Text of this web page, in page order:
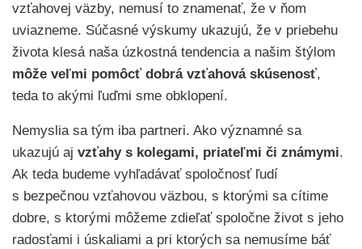
vzťahovej väzby, nemusí to znamenať, že v ňom
uviazneme. Súčasné výskumy ukazujú, že v priebehu
života klesá naša úzkostná tendencia a našim štýlom
môže veľmi pomôcť dobrá vzťahová skúsenosť,
teda to akými ľuďmi sme obklopení.
Nemyslia sa tým iba partneri. Ako významné sa
ukazujú aj vzťahy s kolegami, priateľmi či známymi.
Ak teda budeme vyhľadávať spoločnosť ľudí
s bezpečnou vzťahovou väzbou, s ktorými sa cítime
dobre, s ktorými môžeme zdieľať spoločne život s jeho
radosťami i úskaliami a pri ktorých sa nemusíme báť